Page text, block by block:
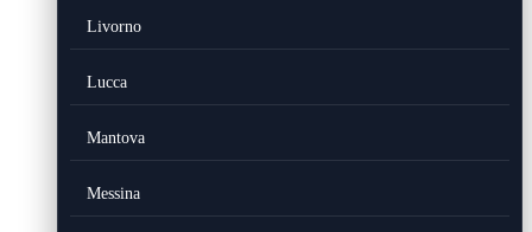
Livorno
Lucca
Mantova
Messina